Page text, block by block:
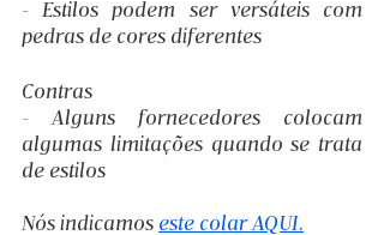
- Estilos podem ser versáteis com
pedras de cores diferentes
Contras
- Alguns fornecedores colocam
algumas limitações quando se trata
de estilos
Nós indicamos este colar AQUI.